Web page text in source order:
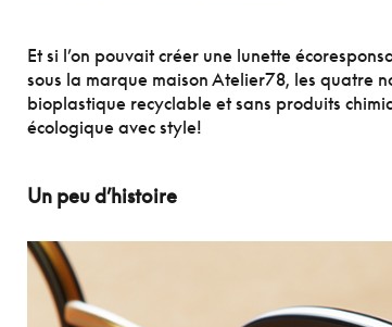
Et si l’on pouvait créer une lunette
sous la marque maison Atelier78, les quatre
bioplastique recyclable et sans produits
écologique avec style!
Un peu d’histoire